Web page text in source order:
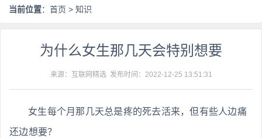
当前位置： 首页 > 知识
为什么女生那几天会特别想要
来源：互联网精选 发布时间： 2022-12-25 13:51:31
女生每个月那几天总是疼的死去活来，但有些人边痛
还边想要？